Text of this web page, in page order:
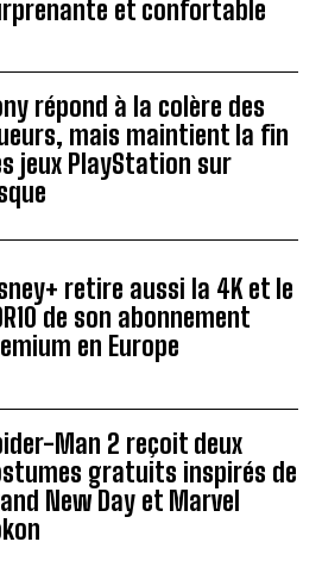
et confortable
répond à la colère des
mais maintient la fin
jeux PlayStation sur
retire aussi la 4K et le
de son abonnement
en Europe
Man 2 reçoit deux
gratuits inspirés de
New Day et Marvel